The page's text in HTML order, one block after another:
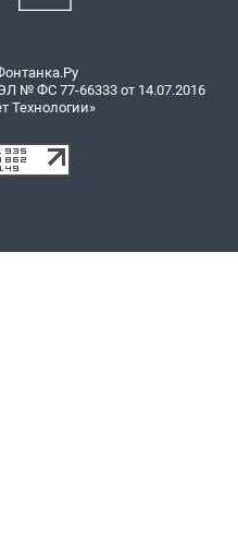
№ ФС 77-66333 от 14.07.2016
Технологии»